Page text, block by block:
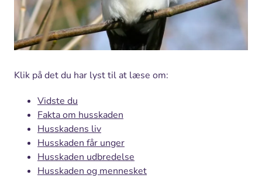
Klik på det du har lyst til at læse om:
Vidste du
Fakta om husskaden
Husskadens liv
Husskaden får unger
Husskaden udbredelse
Husskaden og mennesket